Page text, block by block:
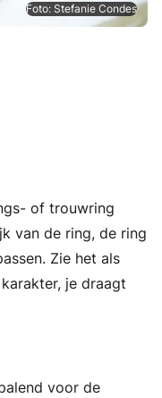
Foto: Stefanie Condes
of trouwring
van de ring, de ring
Zie het als
je draagt
voor de